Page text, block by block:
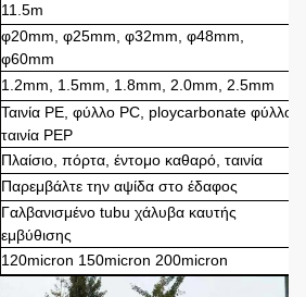
11.5m
φ20mm, φ25mm, φ32mm, φ48mm,
φ60mm
1.2mm, 1.5mm, 1.8mm, 2.0mm, 2.5mm
Ταινία PE, φύλλο PC, ploycarbonate φύλλο,
ταινία PEP
Πλαίσιο, πόρτα, έντομο καθαρό, ταινία
Παρεμβάλτε την αψίδα στο έδαφος
Γαλβανισμένο tubu χάλυβα καυτής
εμβύθισης
120micron 150micron 200micron